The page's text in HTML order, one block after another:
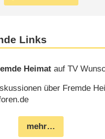
Links
Heimat auf TV
über Fremde
mehr…